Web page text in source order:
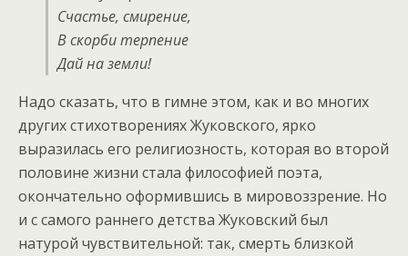
Счастье, смирение,
В скорби терпение
Дай на земли!
Надо сказать, что в гимне этом, как и во многих
других стихотворениях Жуковского, ярко
выразилась его религиозность, которая во второй
половине жизни стала философией поэта,
окончательно оформившись в мировоззрение. Но
и с самого раннего детства Жуковский был
натурой чувствительной: так, смерть близкой